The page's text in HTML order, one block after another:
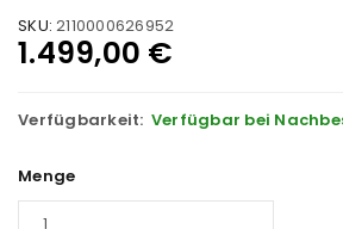
SKU: 2110000626952
1.499,00 €
Verfügbarkeit: Verfügbar bei
Menge